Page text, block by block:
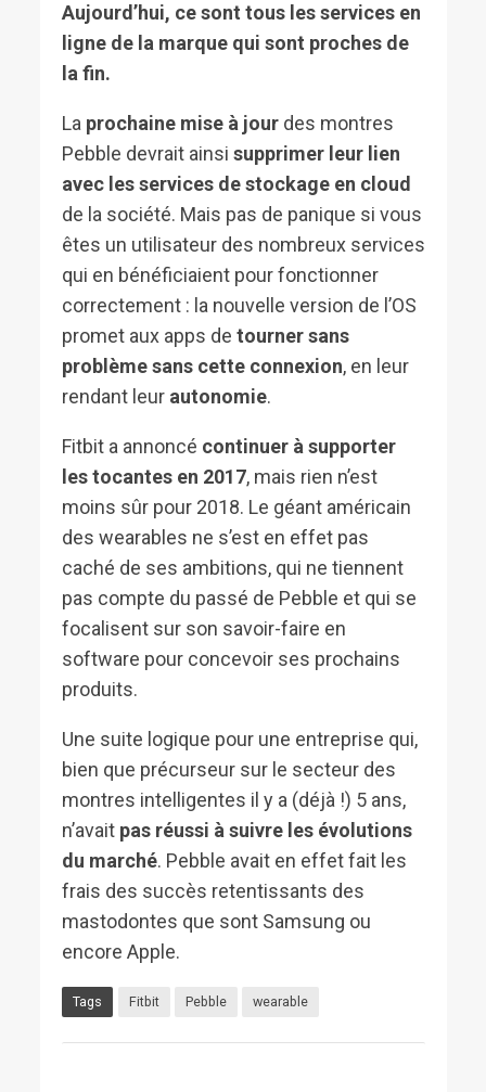
Aujourd’hui, ce sont tous les services en
ligne de la marque qui sont proches de
la fin.
La prochaine mise à jourdes montres
Pebble devrait ainsi supprimer leur lien
avec les services de stockage en cloud
de la société. Mais pas de panique si vous
êtes un utilisateur des nombreux services
qui en bénéficiaient pour fonctionner
correctement : la nouvelle version de l’OS
promet aux apps de tourner sans
problème sans cette connexion, en leur
rendant leur autonomie.
Fitbit a annoncé continuer à supporter
les tocantes en 2017, mais rien n’est
moins sûr pour 2018. Le géant américain
des wearables ne s’est en effet pas
caché de ses ambitions, qui ne tiennent
pas compte du passé de Pebble et qui se
focalisent sur son savoir-faire en
software pour concevoir ses prochains
produits.
Une suite logique pour une entreprise qui,
bien que précurseur sur le secteur des
montres intelligentes il y a (déjà !) 5 ans,
n’avait pas réussi à suivre les évolutions
du marché. Pebble avait en effet fait les
frais des succès retentissants des
mastodontes que sont Samsung ou
encore Apple.
Tags Fitbit Pebble wearable